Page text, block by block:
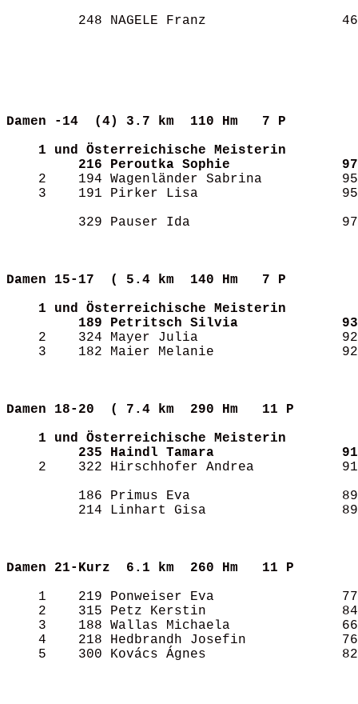
248 NAGELE Franz
Damen -14  (4)
3.7 km  110 Hm   7 P
1 und Österreichische Meisterin
216 Peroutka Sophie              97
2    194 Wagenländer Sabrina
3    191 Pirker Lisa
329 Pauser Ida
Damen 15-17  (
5.4 km  140 Hm   7 P
1 und Österreichische Meisterin
189 Petritsch Silvia             93
2    324 Mayer Julia
3    182 Maier Melanie
Damen 18-20  (
7.4 km  290 Hm   11 P
1 und Österreichische Meisterin
235 Haindl Tamara                91
2    322 Hirschhofer Andrea
186 Primus Eva
214 Linhart Gisa
Damen 21-Kurz
6.1 km  260 Hm   11 P
1    219 Ponweiser Eva
2    315 Petz Kerstin
3    188 Wallas Michaela
4    218 Hedbrandh Josefin
5    300 Kovács Ágnes